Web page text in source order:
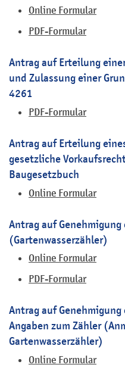
Online Formular
PDF-Formular
Antrag auf Erteilung
und Zulassung einer
4261
PDF-Formular
Antrag auf Erteilung
gesetzliche
Baugesetzbuch
Online Formular
Antrag auf
(Gartenwasserzähler)
Online Formular
PDF-Formular
Antrag auf
Angaben zum Zähler
Gartenwasserzähler)
Online Formular